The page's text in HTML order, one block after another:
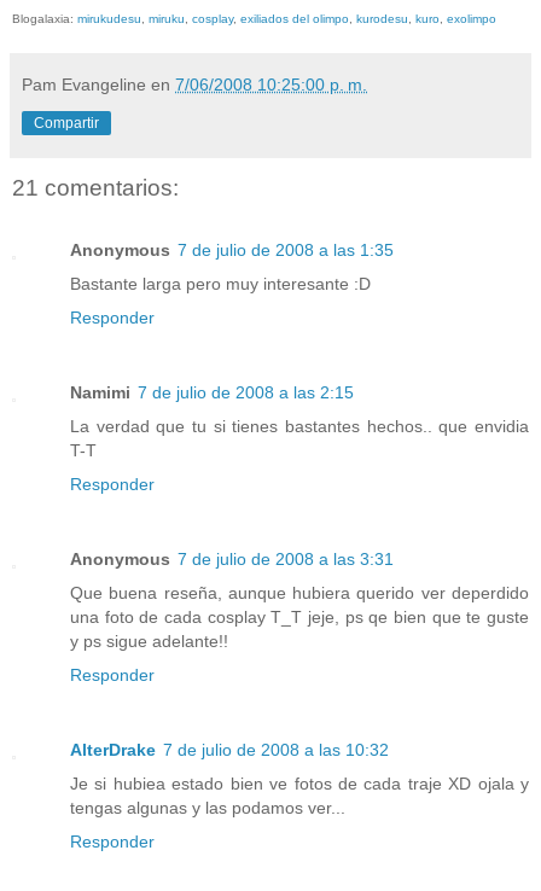
Blogalaxia: mirukudesu miruku cosplay, exiliados del olimpo kurodesu kuro exolimpo
Pam Evangeline en 7/06/2008 10:25:00 p. m.
Compartir
21 comentarios:
Anonymous 7 de julio de 2008 a las 1:35
Bastante larga pero muy interesante :D
Responder
Namimi 7 de julio de 2008 a las 2:15
La verdad que tu si tienes bastantes hechos.. que envidia
T-T
Responder
Anonymous 7 de julio de 2008 a las 3:31
Que buena reseña, aunque hubiera querido ver deperdido
una foto de cada cosplay T_T jeje, ps qe bien que te guste
y ps sigue adelante!!
Responder
AlterDrake 7 de julio de 2008 a las 10:32
Je si hubiea estado bien ve fotos de cada traje XD ojala y
tengas algunas y las podamos ver...
Responder